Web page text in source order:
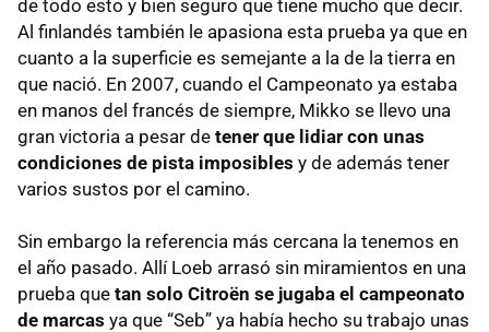
de todo esto y bien seguro que tiene mucho que decir.
Al finlandés también le apasiona esta prueba ya que en
cuanto a la superficie es semejante a la de la tierra en
que nació. En 2007, cuando el Campeonato ya estaba
en manos del francés de siempre, Mikko se llevo una
gran victoria a pesar de tener que lidiar con unas
condiciones de pista imposibles y de además tener
varios sustos por el camino.
Sin embargo la referencia más cercana la tenemos en
el año pasado. Allí Loeb arrasó sin miramientos en una
prueba que tan solo Citroën se jugaba el campeonato
de marcas ya que “Seb” ya había hecho su trabajo unas